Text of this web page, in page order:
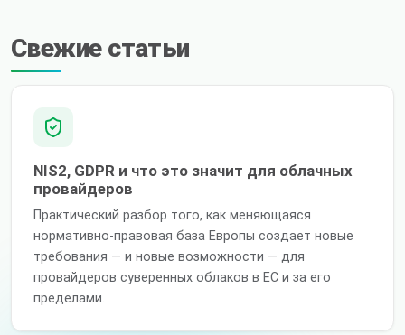
Свежие статьи
NIS2, GDPR и что это значит для облачных
провайдеров
Практический разбор того, как меняющаяся
нормативно-правовая база Европы создает новые
требования — и новые возможности — для
провайдеров суверенных облаков в ЕС и за его
пределами.